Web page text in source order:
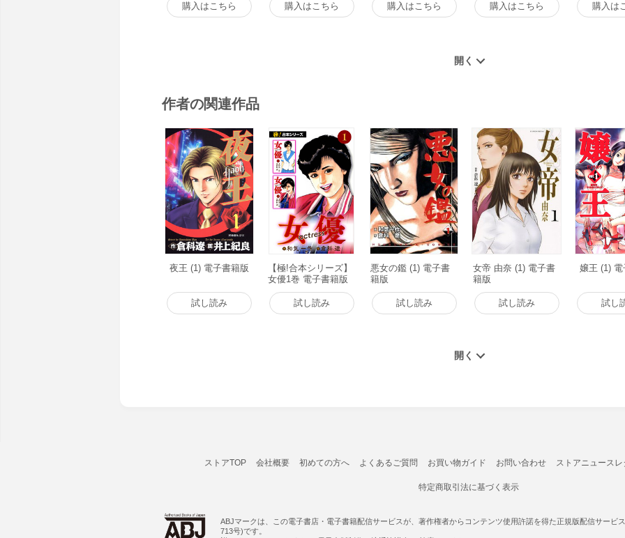
購入はこちら 購入はこちら 購入はこちら 購入はこちら 購入は
作者の関連作品
夜王 (1) 電子書籍版
試し読み
【極!合本シリーズ】
女優1巻 電子書籍版
試し読み
悪女の鑑 (1) 電子書
籍版
試し読み
女帝 由奈 (1) 電子書
籍版
試し読み
嬢王 (1)
試し
ストアTOP 会社概要 初めての方へ よくあるご質問 お買い物ガイド お問い合わせ ストアニュースレ
特定商取引法に基づく表示
ABJマークは、この電子書店・電子書籍配信サービスが、著作権者からコンテンツ使用許諾を得た正規版配信サービ
713号)です。